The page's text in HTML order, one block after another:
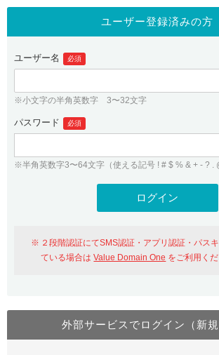
.jpドメインオークション
gTLDオークション NEW!
.jpドメインバックオーダー
プレミアムドメイン
人気ドメインの種類
WHOIS検索
紹介制度
バリュードメインAPI
ドメイン・ホスティングOEM
ログイン
従来のバリュードメインをご利用希望
Value Domainにログイン
おすすめ One レンタルサーバーを含む最新の
Value Domain Oneにログイ
ユーザー登録
ユーザー登録済みの方
ユーザー名 必須
※小文字の半角英数字 3〜32文字
パスワード 必須
※半角英数字3〜64文字（使える記号 ! # $ % & + - ? .
２段階認証にてSMS認証・アプリ認証・パス
ている場合はValue Domain One をご利用くだ
外部サービスでログイン（新規